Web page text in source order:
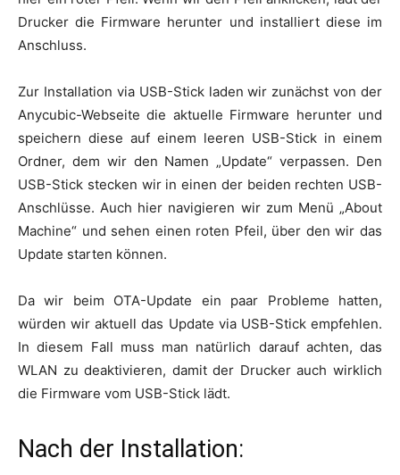
Drucker die Firmware herunter und installiert diese im
Anschluss.
Zur Installation via USB-Stick laden wir zunächst von der
Anycubic-Webseite die aktuelle Firmware herunter und
speichern diese auf einem leeren USB-Stick in einem
Ordner, dem wir den Namen „Update“ verpassen. Den
USB-Stick stecken wir in einen der beiden rechten USB-
Anschlüsse. Auch hier navigieren wir zum Menü „About
Machine“ und sehen einen roten Pfeil, über den wir das
Update starten können.
Da wir beim OTA-Update ein paar Probleme hatten,
würden wir aktuell das Update via USB-Stick empfehlen.
In diesem Fall muss man natürlich darauf achten, das
WLAN zu deaktivieren, damit der Drucker auch wirklich
die Firmware vom USB-Stick lädt.
Nach der Installation: